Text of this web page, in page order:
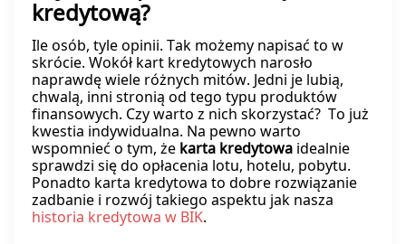
kredytową?
Ile osób, tyle opinii. Tak możemy napisać to w
skrócie. Wokół kart kredytowych narosło
naprawdę wiele różnych mitów. Jedni je lubią,
chwalą, inni stronią od tego typu produktów
finansowych. Czy warto z nich skorzystać? To już
kwestia indywidualna. Na pewno warto
wspomnieć o tym, że karta kredytowa idealnie
sprawdzi się do opłacenia lotu, hotelu, pobytu.
Ponadto karta kredytowa to dobre rozwiązanie
zadbanie i rozwój takiego aspektu jak nasza
historia kredytowa w BIK.